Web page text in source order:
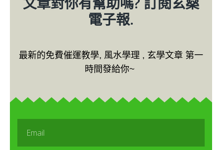
電子報.
最新的免費催運教學, 風水學理 , 玄學文章 第一
時間發給你~